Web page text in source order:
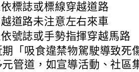
標誌或標線穿越道路
道路未注意左右來車
號誌或手勢指揮穿越馬路
期「吸食違禁物駕駛導致死
元管道，如宣導活動、社區